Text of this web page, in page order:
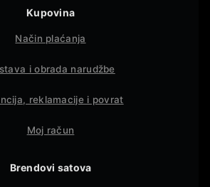
Kupovina
Način plaćanja
i obrada narudžbe
reklamacije i povrat
Moj račun
Brendovi satova